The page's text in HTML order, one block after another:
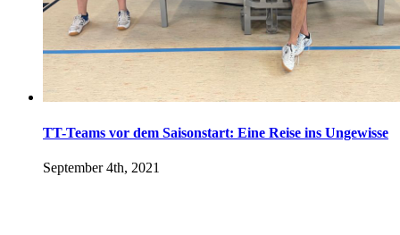
TT-Teams vor dem Saisonstart: Eine Reise ins Ungewisse
September 4th, 2021